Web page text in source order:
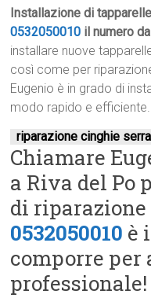
Installazione di
0532050010 il numero
installare nuove
così come per
Eugenio è in grado di
modo rapido e efficiente.
riparazione cinghie
Chiamare
a Riva del
di riparazione
0532050010 è
comporre per
professionale!